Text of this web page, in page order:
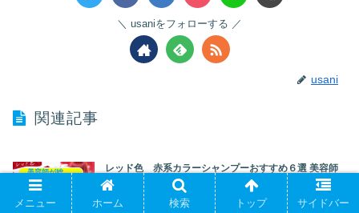
usaniをフォローする
usani
関連記事
美容師が総評シャンプー
レッド色 赤系カラーシャンプーおすすめ６選 美容師
が解説！
#rsq-outer{font-family:'Noto Sans JP','Hiragino...
メニュー ホーム 検索 トップ サイドバー